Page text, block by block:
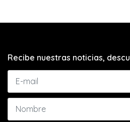
Recibe nuestras noticias,